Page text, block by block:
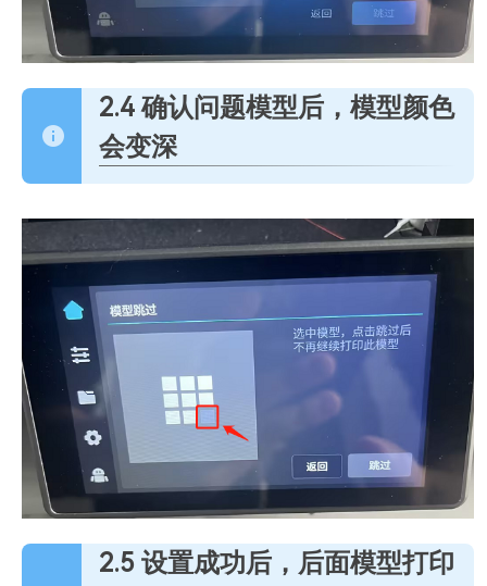
2.4 确认问题模型后，模型颜色
会变深
2.5 设置成功后，后面模型打印